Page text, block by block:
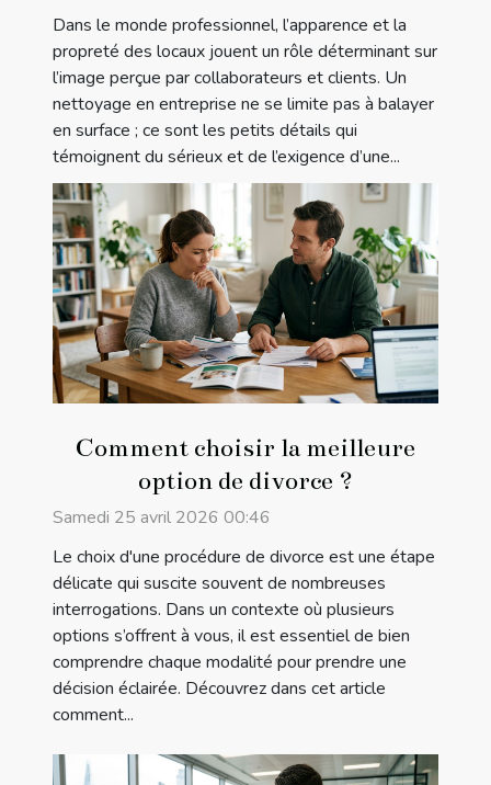
Dans le monde professionnel, l’apparence et la
propreté des locaux jouent un rôle déterminant sur
l’image perçue par collaborateurs et clients. Un
nettoyage en entreprise ne se limite pas à balayer
en surface ; ce sont les petits détails qui
témoignent du sérieux et de l’exigence d’une...
Comment choisir la meilleure
option de divorce ?
Samedi 25 avril 2026 00:46
Le choix d'une procédure de divorce est une étape
délicate qui suscite souvent de nombreuses
interrogations. Dans un contexte où plusieurs
options s’offrent à vous, il est essentiel de bien
comprendre chaque modalité pour prendre une
décision éclairée. Découvrez dans cet article
comment...